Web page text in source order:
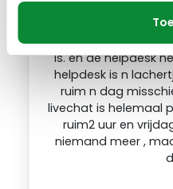
veranderd
aangemeld kan
is. en de helpdesk
helpdesk is n
ruim n dag
livechat is helemaal
ruim2 uur en
niemand meer ,